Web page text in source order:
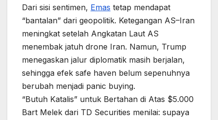
Dari sisi sentimen, Emas tetap mendapat
“bantalan” dari geopolitik. Ketegangan AS–Iran
meningkat setelah Angkatan Laut AS
menembak jatuh drone Iran. Namun, Trump
menegaskan jalur diplomatik masih berjalan,
sehingga efek safe haven belum sepenuhnya
berubah menjadi panic buying.
“Butuh Katalis” untuk Bertahan di Atas $5.000
Bart Melek dari TD Securities menilai: supaya